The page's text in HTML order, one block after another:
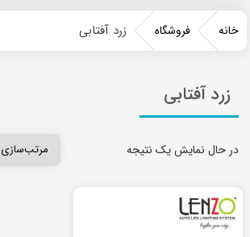
خانه فروشگاه زرد آفتابی
زرد آفتابی
در حال نمایش یک نتیجه